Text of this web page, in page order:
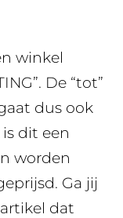
winkel
De “tot”
dus ook
dit een
worden
Ga jij
dat